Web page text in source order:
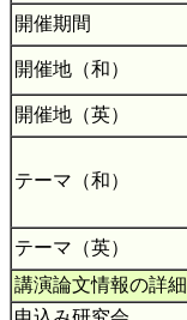
開催期間
開催地（和）
開催地（英）
テーマ（和）
テーマ（英）
講演論文情報の詳細